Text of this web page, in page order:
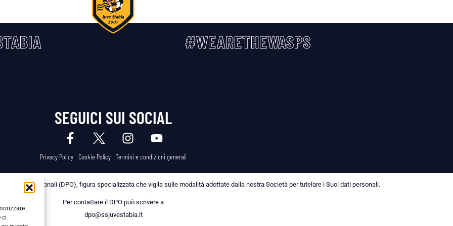
ci
#WEARETHEWASPS
SEGUICI SUI SOCIAL
Privacy Policy Cookie Policy Termini e condizioni generali
dei Dati Personali (DPO), figura specializzata che vigila sulle modalità adottate dalla nostra Società per tutelare i Suoi dati personali.
Per contattare il DPO può scrivere a
dpo@ssjuvestabia.it